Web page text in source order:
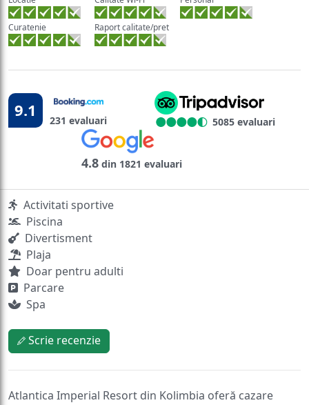
Curatenie Raport calitate/pret
9.1 231 evaluari 5085 evaluari
4.8 din 1821 evaluari
Activitati sportive
Piscina
Divertisment
Plaja
Doar pentru adulti
Parcare
Spa
Scrie recenzie
Atlantica Imperial Resort din Kolimbia oferă cazare